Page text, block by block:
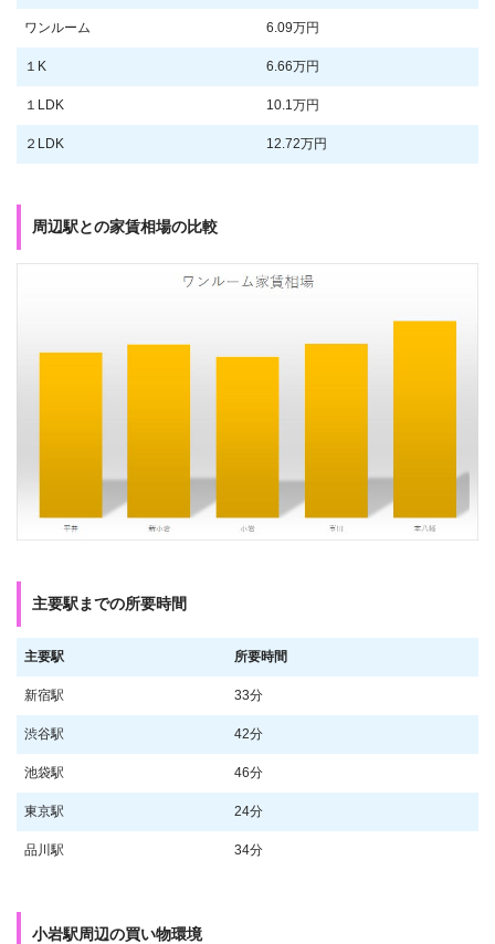
ワンルーム 6.09万円
１K 6.66万円
１LDK 10.1万円
２LDK 12.72万円
周辺駅との家賃相場の比較
主要駅までの所要時間
主要駅 所要時間
新宿駅 33分
渋谷駅 42分
池袋駅 46分
東京駅 24分
品川駅 34分
小岩駅周辺の買い物環境